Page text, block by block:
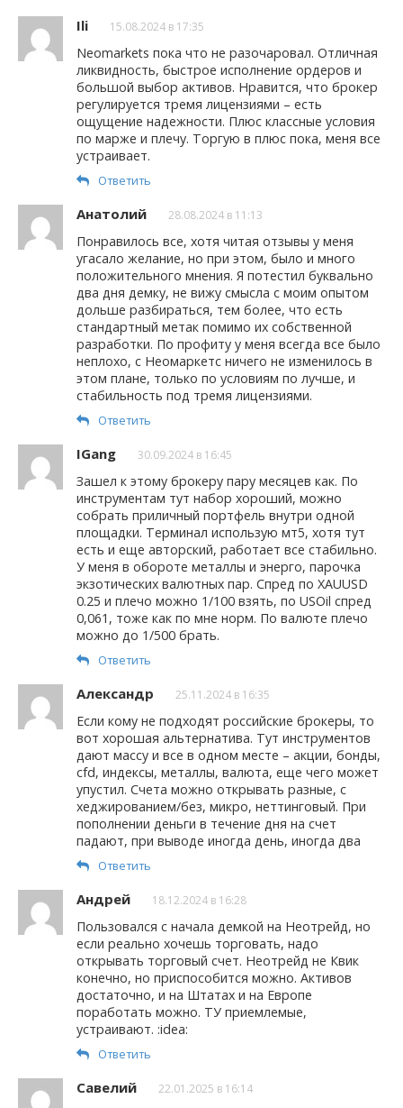
Ili 15.08.2024 в 17:35
Neomarkets пока что не разочаровал. Отличная
ликвидность, быстрое исполнение ордеров и
большой выбор активов. Нравится, что брокер
регулируется тремя лицензиями – есть
ощущение надежности. Плюс классные условия
по марже и плечу. Торгую в плюс пока, меня все
устраивает.
Ответить
Анатолий 28.08.2024 в 11:13
Понравилось все, хотя читая отзывы у меня
угасало желание, но при этом, было и много
положительного мнения. Я потестил буквально
два дня демку, не вижу смысла с моим опытом
дольше разбираться, тем более, что есть
стандартный метак помимо их собственной
разработки. По профиту у меня всегда все было
неплохо, с Неомаркетс ничего не изменилось в
этом плане, только по условиям по лучше, и
стабильность под тремя лицензиями.
Ответить
IGang 30.09.2024 в 16:45
Зашел к этому брокеру пару месяцев как. По
инструментам тут набор хороший, можно
собрать приличный портфель внутри одной
площадки. Терминал использую мт5, хотя тут
есть и еще авторский, работает все стабильно.
У меня в обороте металлы и энерго, парочка
экзотических валютных пар. Спред по XAUUSD
0.25 и плечо можно 1/100 взять, по USOil спред
0,061, тоже как по мне норм. По валюте плечо
можно до 1/500 брать.
Ответить
Александр 25.11.2024 в 16:35
Если кому не подходят российские брокеры, то
вот хорошая альтернатива. Тут инструментов
дают массу и все в одном месте – акции, бонды,
cfd, индексы, металлы, валюта, еще чего может
упустил. Счета можно открывать разные, с
хеджированием/без, микро, неттинговый. При
пополнении деньги в течение дня на счет
падают, при выводе иногда день, иногда два
Ответить
Андрей 18.12.2024 в 16:28
Пользовался с начала демкой на Неотрейд, но
если реально хочешь торговать, надо
открывать торговый счет. Неотрейд не Квик
конечно, но приспособится можно. Активов
достаточно, и на Штатах и на Европе
поработать можно. ТУ приемлемые,
устраивают. :idea:
Ответить
Савелий 22.01.2025 в 16:14